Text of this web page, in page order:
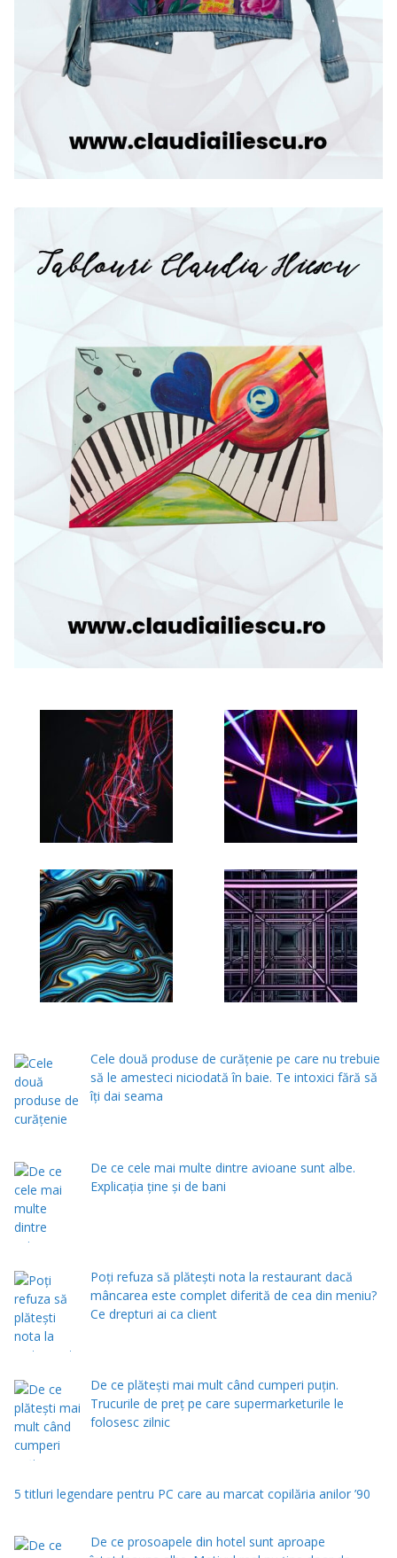
Cele două produse de curăţenie pe care nu trebuie
să le amesteci niciodată în baie. Te intoxici fără să
îţi dai seama
De ce cele mai multe dintre avioane sunt albe.
Explicația ține și de bani
Poți refuza să plătești nota la restaurant dacă
mâncarea este complet diferită de cea din meniu?
Ce drepturi ai ca client
De ce plătești mai mult când cumperi puțin.
Trucurile de preț pe care supermarketurile le
folosesc zilnic
5 titluri legendare pentru PC care au marcat copilăria anilor ’90
De ce prosoapele din hotel sunt aproape